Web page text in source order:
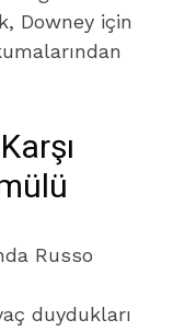
Downey için
Russo
duydukları